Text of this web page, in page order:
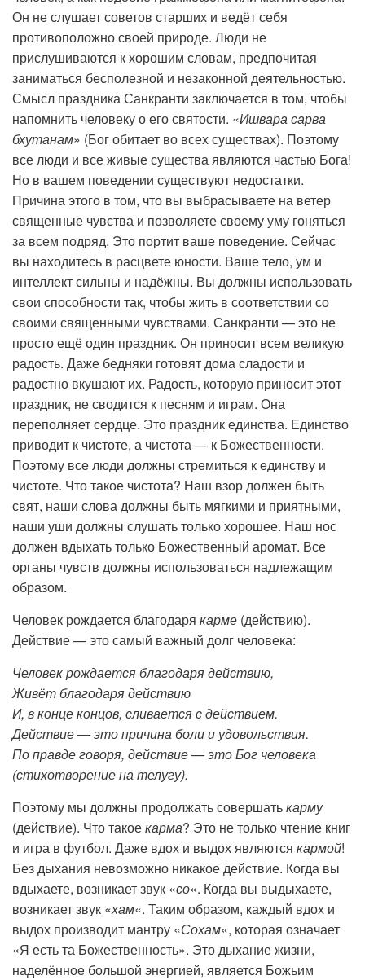
Он не слушает советов старших и ведёт себя
противоположно своей природе. Люди не
прислушиваются к хорошим словам, предпочитая
заниматься бесполезной и незаконной деятельностью.
Смысл праздника Санкранти заключается в том, чтобы
напомнить человеку о его святости. «Ишвара сарва
бхутанам» (Бог обитает во всех существах). Поэтому
все люди и все живые существа являются частью Бога!
Но в вашем поведении существуют недостатки.
Причина этого в том, что вы выбрасываете на ветер
священные чувства и позволяете своему уму гоняться
за всем подряд. Это портит ваше поведение. Сейчас
вы находитесь в расцвете юности. Ваше тело, ум и
интеллект сильны и надёжны. Вы должны использовать
свои способности так, чтобы жить в соответствии со
своими священными чувствами. Санкранти — это не
просто ещё один праздник. Он приносит всем великую
радость. Даже бедняки готовят дома сладости и
радостно вкушают их. Радость, которую приносит этот
праздник, не сводится к песням и играм. Она
переполняет сердце. Это праздник единства. Единство
приводит к чистоте, а чистота — к Божественности.
Поэтому все люди должны стремиться к единству и
чистоте. Что такое чистота? Наш взор должен быть
свят, наши слова должны быть мягкими и приятными,
наши уши должны слушать только хорошее. Наш нос
должен вдыхать только Божественный аромат. Все
органы чувств должны использоваться надлежащим
образом.
Человек рождается благодаря карме (действию).
Действие — это самый важный долг человека:
Человек рождается благодаря действию,
Живёт благодаря действию
И, в конце концов, сливается с действием.
Действие — это причина боли и удовольствия.
По правде говоря, действие — это Бог человека
(стихотворение на телугу).
Поэтому мы должны продолжать совершатькарму
(действие). Что такоекарма? Это не только чтение книг
и игра в футбол. Даже вдох и выдох являются кармой!
Без дыхания невозможно никакое действие. Когда вы
вдыхаете, возникает звук «со«. Когда вы выдыхаете,
возникает звук «хам«. Таким образом, каждый вдох и
выдох производит мантру «Сохам«, которая означает
«Я есть та Божественность». Это дыхание жизни,
наделённое большой энергией, является Божьим